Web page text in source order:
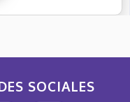
SOCIALES